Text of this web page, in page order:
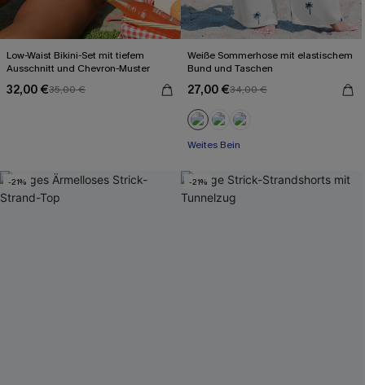
Low-Waist Bikini-Set mit tiefem
Ausschnitt und Chevron-Muster
32,00 €35,00 €
Weiße Sommerhose mit elastischem
Bund und Taschen
27,00 €34,00 €
Weites Bein
-21% -21%